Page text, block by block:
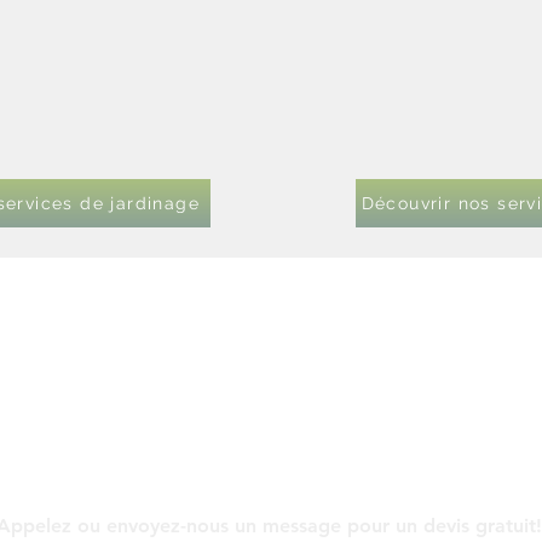
de jardinage Découvrir nos